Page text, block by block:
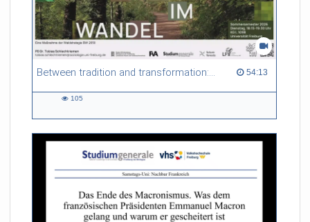
Between tradition and transformation: how owners, advisers and institutions co-create knowledge for resilient forests in Europe 54:13
54:13 duration
105